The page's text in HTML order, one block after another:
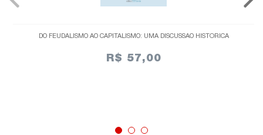
DO FEUDALISMO AO CAPITALISMO: UMA DISCUSSÃO HISTÓRICA
R$ 57,00